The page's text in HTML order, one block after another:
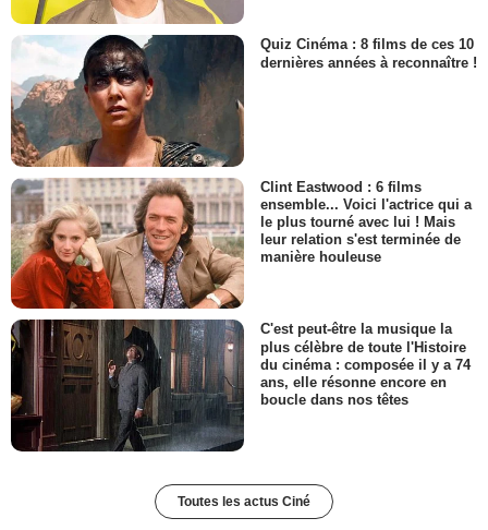
Quiz Cinéma : 8 films de ces 10
dernières années à reconnaître !
Clint Eastwood : 6 films
ensemble... Voici l'actrice qui a
le plus tourné avec lui ! Mais
leur relation s'est terminée de
manière houleuse
C'est peut-être la musique la
plus célèbre de toute l'Histoire
du cinéma : composée il y a 74
ans, elle résonne encore en
boucle dans nos têtes
Toutes les actus Ciné